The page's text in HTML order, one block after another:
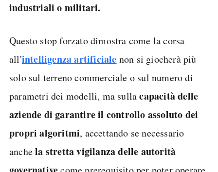
industriali o militari.
Questo stop forzato dimostra come la corsa
all'intelligenza artificiale non si giocherà più
solo sul terreno commerciale o sul numero di
parametri dei modelli, ma sullacapacità delle
aziende di garantire il controllo assoluto dei
propri algoritmi, accettando se necessario
anchela stretta vigilanza delle autorità